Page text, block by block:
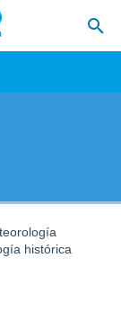
histórica